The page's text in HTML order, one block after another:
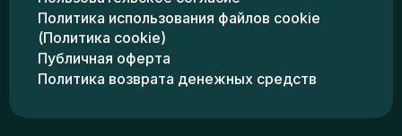
Политика использования файлов cookie
(Политика cookie)
Публичная оферта
Политика возврата денежных средств